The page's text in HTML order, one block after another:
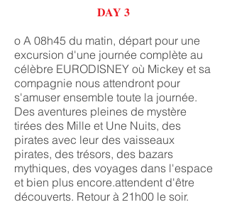
DAY 3
o A 08h45 du matin, départ pour une
excursion d'une journée complète au
célèbre EURODISNEY où Mickey et sa
compagnie nous attendront pour
s'amuser ensemble toute la journée.
Des aventures pleines de mystère
tirées des Mille et Une Nuits, des
pirates avec leur des vaisseaux
pirates, des trésors, des bazars
mythiques, des voyages dans l'espace
et bien plus encore.attendent d'être
découverts. Retour à 21h00 le soir.